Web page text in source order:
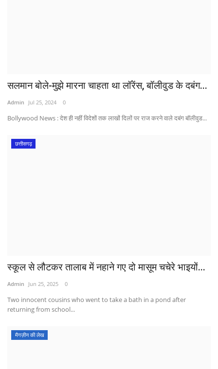
सलमान बोले-मुझे मारना चाहता था लॉरेंस, बॉलीवुड के दबंग...
Admin Jul 25, 2024 0
Bollywood News : देश ही नहीं विदेशों तक लाखों दिलों पर राज करने वाले दबंग बॉलीवुड...
छत्तीसगढ़
स्कूल से लौटकर तालाब में नहाने गए दो मासूम चचेरे भाइयों...
Admin Jun 25, 2025 0
Two innocent cousins ​​who went to take a bath in a pond after
returning from school...
मैगज़ीन की लेख